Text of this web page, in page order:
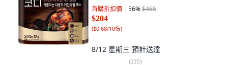
首購折扣價 56%$465
$204
($0.68/10張)
8/12 星期三 預計送達
(225)